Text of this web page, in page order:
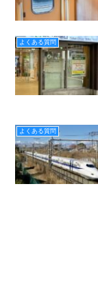
よくある質問
よくある質問